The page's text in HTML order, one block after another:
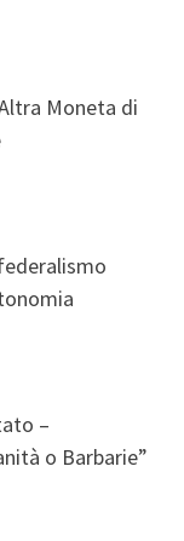
Moneta di
–
o Barbarie”